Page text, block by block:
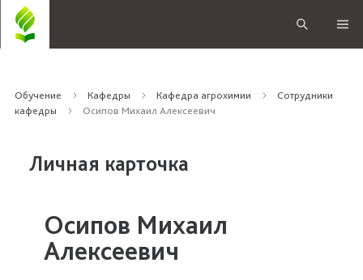
Обучение Кафедры Кафедра агрохимии
Сотрудники
кафедры
Осипов Михаил Алексеевич
Личная карточка
Осипов Михаил
Алексеевич